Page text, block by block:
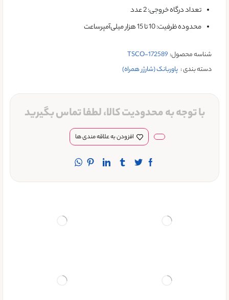
تعداد درگاه خروجی: 2 عدد
محدوده ظرفیت: 10 تا 15 هزار میلی‌آمپر‌ساعت
شناسه محصول: TSCO-172589
دسته بندی : پاوربانک (شارژر همراه)
با توجه به محدودیت کالا، لطفا تماس بگیرید
افزودن به علاقه مندی ها